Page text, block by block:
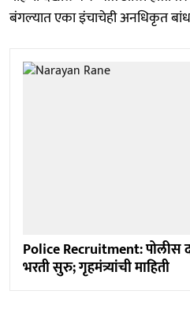
बंगल्यात एका इंचाचेही अनधिकृत
Police Recruitment: पोलीस
भरती सुरु; गृहमंत्र्यांची माहिती